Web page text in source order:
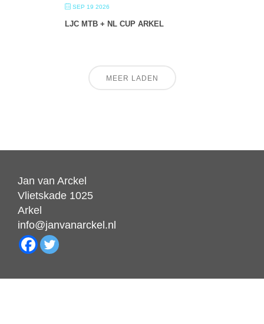
SEP 19 2026
LJC MTB + NL CUP ARKEL
MEER LADEN
Jan van Arckel
Vlietskade 1025
Arkel
info@janvanarckel.nl